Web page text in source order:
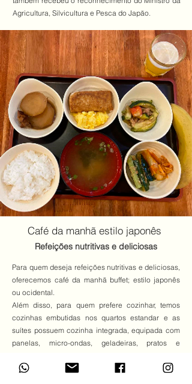
Agricultura, Silvicultura e Pesca do Japão.
Café da manhã estilo japonês
Refeições nutritivas e deliciosas
Para quem deseja refeições nutritivas e deliciosas,
oferecemos café da manhã buffet; estilo japonês
ou ocidental.
Além disso, para quem prefere cozinhar, temos
cozinhas embutidas nos quartos estandar e as
suítes possuem cozinha integrada, equipada com
panelas, micro-ondas, geladeiras, pratos e